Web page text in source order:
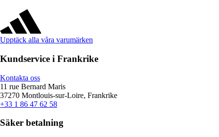
Upptäck alla våra varumärken
Kundservice i Frankrike
Kontakta oss
11 rue Bernard Maris
37270 Montlouis-sur-Loire, Frankrike
+33 1 86 47 62 58
Säker betalning